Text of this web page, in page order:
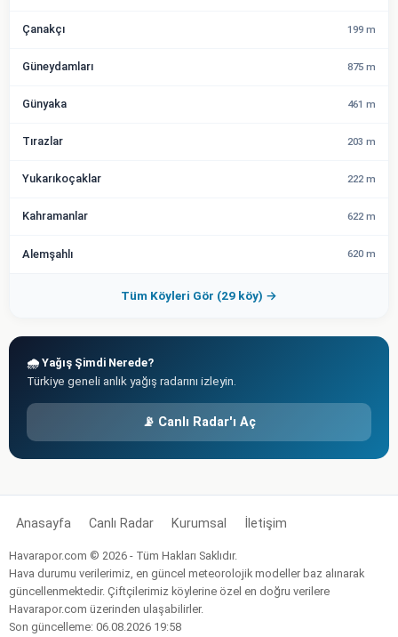
Çanakçı 199 m
Güneydamları 875 m
Günyaka 461 m
Tırazlar 203 m
Yukarıkoçaklar 222 m
Kahramanlar 622 m
Alemşahlı 620 m
Tüm Köyleri Gör (29 köy) →
🌧️ Yağış Şimdi Nerede?
Türkiye geneli anlık yağış radarını izleyin.
📡 Canlı Radar'ı Aç
Anasayfa Canlı Radar Kurumsal İletişim
Havarapor.com © 2026 - Tüm Hakları Saklıdır.
Hava durumu verilerimiz, en güncel meteorolojik modeller baz alınarak
güncellenmektedir. Çiftçilerimiz köylerine özel en doğru verilere
Havarapor.com üzerinden ulaşabilirler.
Son güncelleme: 06.08.2026 19:58